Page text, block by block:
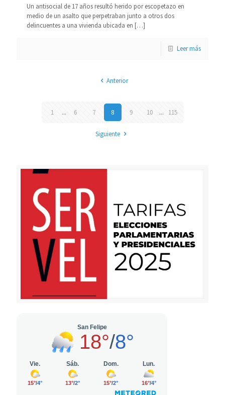
Un antisocial de 17 años resultó herido por escopetazo en
medio de un asalto que perpetraban junto a otros dos
delincuentes a una vivienda ubicada en […]
Leer más
Anterior
1 ... 6 7 8 9 10 ... 115
Siguiente